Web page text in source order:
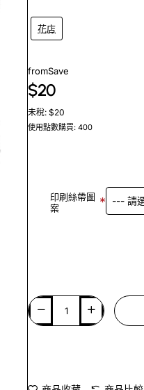
花店
fromSave
$20
未稅: $20
使用點數購買: 400
印刷絲帶圖
案